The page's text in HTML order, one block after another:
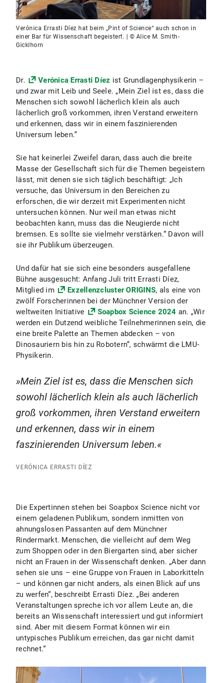
Verónica Errasti Díez hat beim „Pint of Science“ auch schon in
einer Bar für Wissenschaft begeistert. | © Alice M. Smith-
Gicklhorn
Dr. Verónica Errasti Díez ist Grundlagenphysikerin –
und zwar mit Leib und Seele. „Mein Ziel ist es, dass die
Menschen sich sowohl lächerlich klein als auch
lächerlich groß vorkommen, ihren Verstand erweitern
und erkennen, dass wir in einem faszinierenden
Universum leben.“
Sie hat keinerlei Zweifel daran, dass auch die breite
Masse der Gesellschaft sich für die Themen begeistern
lässt, mit denen sie sich täglich beschäftigt: „Ich
versuche, das Universum in den Bereichen zu
erforschen, die wir derzeit mit Experimenten nicht
untersuchen können. Nur weil man etwas nicht
beobachten kann, muss das die Neugierde nicht
bremsen. Es sollte sie vielmehr verstärken.“ Davon will
sie ihr Publikum überzeugen.
Und dafür hat sie sich eine besonders ausgefallene
Bühne ausgesucht: Anfang Juli tritt Errasti Díez,
Mitglied im
Exzellenzcluster ORIGINS, als eine von
zwölf Forscherinnen bei der Münchner Version der
weltweiten Initiative
Soapbox Science 2024 an. „Wir
werden ein Dutzend weibliche Teilnehmerinnen sein, die
eine breite Palette an Themen abdecken – von
Dinosauriern bis hin zu Robotern“, schwärmt die LMU-
Physikerin.
Mein Ziel ist es, dass die Menschen sich
sowohl lächerlich klein als auch lächerlich
groß vorkommen, ihren Verstand erweitern
und erkennen, dass wir in einem
faszinierenden Universum leben.
VERÓNICA ERRASTI DÍEZ
Die Expertinnen stehen bei Soapbox Science nicht vor
einem geladenen Publikum, sondern inmitten von
ahnungslosen Passanten auf dem Münchner
Rindermarkt. Menschen, die vielleicht auf dem Weg
zum Shoppen oder in den Biergarten sind, aber sicher
nicht an Frauen in der Wissenschaft denken. „Aber dann
sehen sie uns – eine Gruppe von Frauen in Laborkitteln
– und können gar nicht anders, als einen Blick auf uns
zu werfen“, beschreibt Errasti Díez. „Bei anderen
Veranstaltungen spreche ich vor allem Leute an, die
bereits an Wissenschaft interessiert und gut informiert
sind. Aber mit diesem Format können wir ein
untypisches Publikum erreichen, das gar nicht damit
rechnet.“